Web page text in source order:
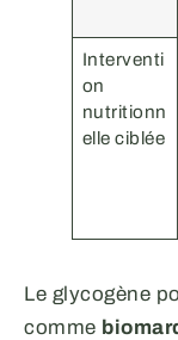
Interventi
on
nutritionn
elle ciblée
Le glycogène
comme